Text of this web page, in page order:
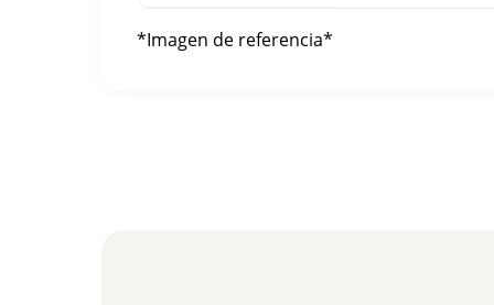
*Imagen de referencia*